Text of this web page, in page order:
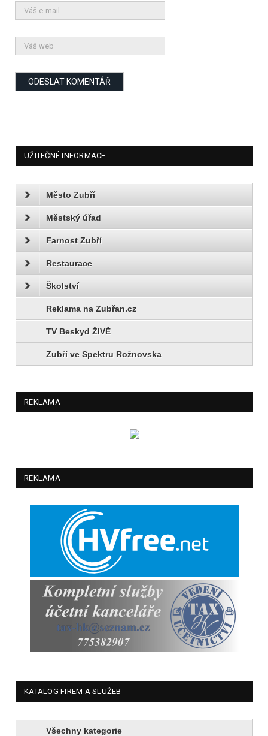
UŽITEČNÉ INFORMACE
Město Zubří
Městský úřad
Farnost Zubří
Restaurace
Školství
Reklama na Zubřan.cz
TV Beskyd ŽIVĚ
Zubří ve Spektru Rožnovska
REKLAMA
REKLAMA
KATALOG FIREM A SLUŽEB
Všechny kategorie